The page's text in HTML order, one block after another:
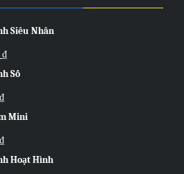
Siêu Nhân
₫Current
price
Số
₫Current
price
89,000 ₫.
Mini
₫Current
price
Hoạt Hình